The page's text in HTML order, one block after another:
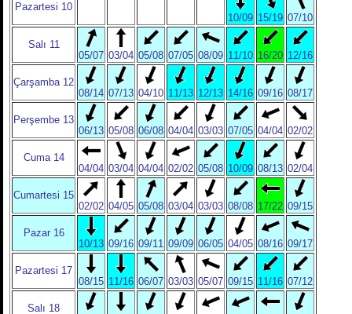
Pazartesi 10
10/09 15/19 07/10
Salı 11
05/07 03/04 05/08 07/05 08/09 11/10 16/20 12/16
Çarşamba 12
08/14 07/13 04/10 11/13 12/13 14/16 09/16 08/17
Perşembe 13
06/13 05/08 06/08 04/04 03/03 07/05 04/04 02/02
Cuma 14
04/04 03/04 04/04 02/02 05/08 10/09 08/13 02/04
Cumartesi 15
02/02 04/05 05/08 03/04 03/03 08/08 17/22 09/15
Pazar 16
10/13 09/16 09/11 09/09 06/05 04/05 08/16 09/17
Pazartesi 17
08/15 11/16 06/07 03/03 05/07 09/15 11/16 07/12
Salı 18